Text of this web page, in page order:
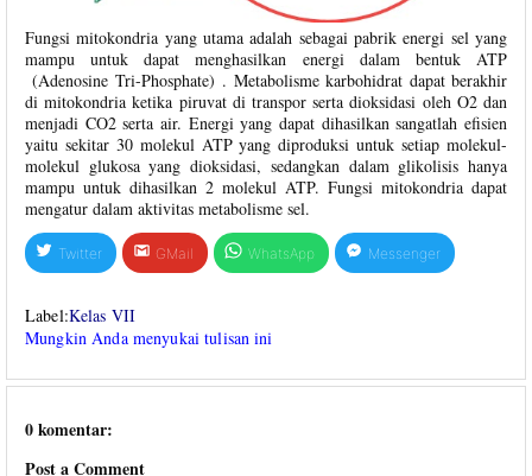
Fungsi mitokondria yang utama adalah sebagai pabrik energi sel yang
mampu untuk dapat menghasilkan energi dalam bentuk ATP
(Adenosine Tri-Phosphate) . Metabolisme karbohidrat dapat berakhir
di mitokondria ketika piruvat di transpor serta dioksidasi oleh O2 dan
menjadi CO2 serta air. Energi yang dapat dihasilkan sangatlah efisien
yaitu sekitar 30 molekul ATP yang diproduksi untuk setiap molekul-
molekul glukosa yang dioksidasi, sedangkan dalam glikolisis hanya
mampu untuk dihasilkan 2 molekul ATP. Fungsi mitokondria dapat
mengatur dalam aktivitas metabolisme sel.
Twitter GMail WhatsApp Messenger
Label:Kelas VII
Mungkin Anda menyukai tulisan ini
0 komentar:
Post a Comment